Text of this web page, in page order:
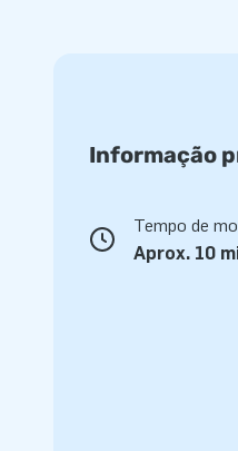
Informação
Tempo de
Aprox. 10